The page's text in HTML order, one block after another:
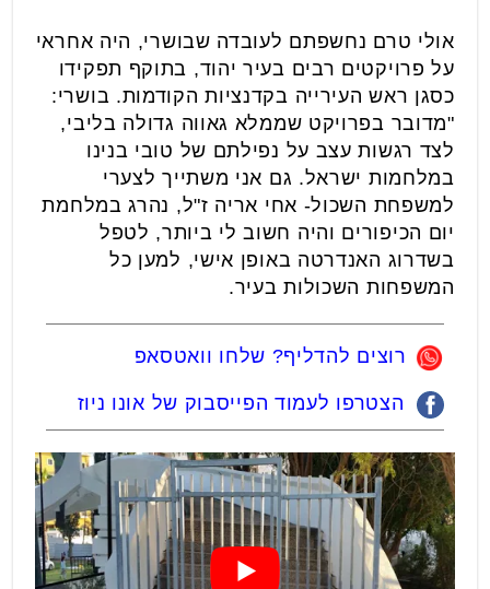
אולי טרם נחשפתם לעובדה שבושרי, היה אחראי
על פרויקטים רבים בעיר יהוד, בתוקף תפקידו
כסגן ראש העירייה בקדנציות הקודמות. בושרי:
"מדובר בפרויקט שממלא גאווה גדולה בליבי,
לצד רגשות עצב על נפילתם של טובי בנינו
במלחמות ישראל. גם אני משתייך לצערי
למשפחת השכול- אחי אריה ז"ל, נהרג במלחמת
יום הכיפורים והיה חשוב לי ביותר, לטפל
בשדרוג האנדרטה באופן אישי, למען כל
המשפחות השכולות בעיר.
רוצים להדליף? שלחו וואטסאפ
הצטרפו לעמוד הפייסבוק של אונו ניוז